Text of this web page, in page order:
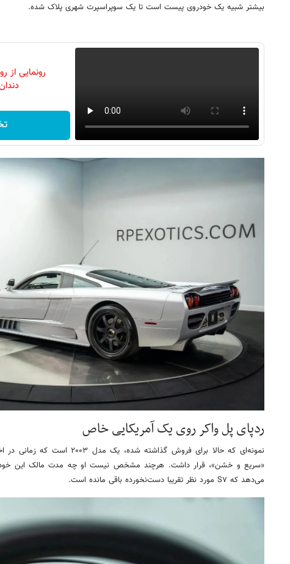
بیشتر شبیه یک خودروی پیست است تا یک سوپراسپرت شهری پلاک‌ شده.
رونمایی
ردپای پل واکر روی یک آمریکایی خاص
نمونه‌ای که حالا برای فروش گذاشته
«سریع و خشن»، قرار داشت. هرچند مشخص نیست او چه مدت مالک این خودرو
می‌دهد که S۷ مورد نظر تقریبا دست‌نخورده باقی مانده است.